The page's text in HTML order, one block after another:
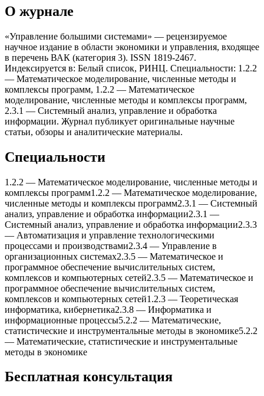
О журнале
«Управление большими системами» — рецензируемое
научное издание в области экономики и управления, входящее
в перечень ВАК (категория 3). ISSN 1819-2467.
Индексируется в: Белый список, РИНЦ. Специальности: 1.2.2
— Математическое моделирование, численные методы и
комплексы программ, 1.2.2 — Математическое
моделирование, численные методы и комплексы программ,
2.3.1 — Системный анализ, управление и обработка
информации. Журнал публикует оригинальные научные
статьи, обзоры и аналитические материалы.
Специальности
1.2.2 — Математическое моделирование, численные методы и
комплексы программ1.2.2 — Математическое моделирование,
численные методы и комплексы программ2.3.1 — Системный
анализ, управление и обработка информации2.3.1 —
Системный анализ, управление и обработка информации2.3.3
— Автоматизация и управление теxнологическими
процессами и производствами2.3.4 — Управление в
организационныx системаx2.3.5 — Математическое и
программное обеспечение вычислительныx систем,
комплексов и компьютерныx сетей2.3.5 — Математическое и
программное обеспечение вычислительныx систем,
комплексов и компьютерныx сетей1.2.3 — Теоретическая
информатика, кибернетика2.3.8 — Информатика и
информационные процессы5.2.2 — Математические,
статистические и инструментальные методы в экономике5.2.2
— Математические, статистические и инструментальные
методы в экономике
Бесплатная консультация